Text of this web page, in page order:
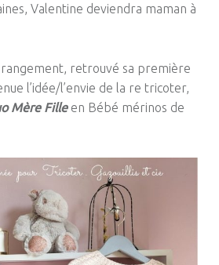
Valentine deviendra maman à
rangement, retrouvé sa première
l’idée/l’envie de la re tricoter,
Mère Filleen Bébé mérinos de